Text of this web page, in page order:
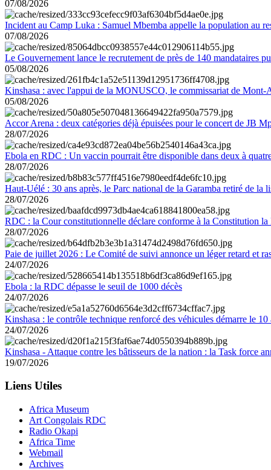
07/08/2026
Incident au Camp Luka : Samuel Mbemba appelle la population au
07/08/2026
Le Gouvernement lance le recrutement de près de 140 mandataires
05/08/2026
Kinshasa : avec l'appui de la MONUSCO, le commissariat de Mont-
05/08/2026
Accor Arena : deux catégories déjà épuisées pour le concert de JB
28/07/2026
Ebola en RDC : Un vaccin pourrait être disponible dans deux à
28/07/2026
Haut-Uélé : 30 ans après, le Parc national de la Garamba retiré de la
28/07/2026
RDC : la Cour constitutionnelle déclare conforme à la Constitution la
28/07/2026
Paie de juillet 2026 : Le Comité de suivi annonce un léger retard et
24/07/2026
Ebola : la RDC dépasse le seuil de 1000 décès
24/07/2026
Kinshasa : le contrôle technique renforcé des véhicules démarre le 10
24/07/2026
Kinshasa - Attaque contre les bâtisseurs de la nation : la Task force
19/07/2026
Liens Utiles
Africa Museum
Art Congolais RDC
Radio Okapi
Africa Time
Webmail
Archives